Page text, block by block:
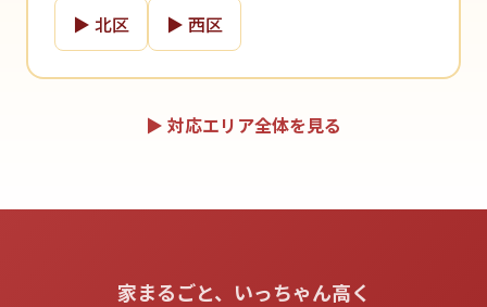
▶ 北区 ▶ 西区
▶ 対応エリア全体を見る
家まるごと、いっちゃん高く